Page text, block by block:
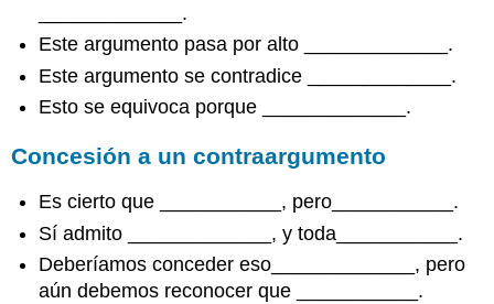
_____________.
Este argumento pasa por alto _____________.
Este argumento se contradice _____________.
Esto se equivoca porque _____________.
Concesión a un contraargumento
Es cierto que ___________, pero___________.
Sí admito _____________, y toda___________.
Deberíamos conceder eso_____________, pero
aún debemos reconocer que ___________.